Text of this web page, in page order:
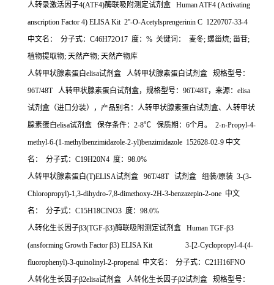
人转录激活因子4(ATF4)酶联吸附测定试剂盒 Human ATF4 (Activating
anscription Factor 4) ELISA Kit 2''-O-Acetylsprengerinin C 1220707-33-4
中文名： 分子式：C46H72O17 度：% 关键词： 麦冬; 螺甾烷; 甾苷;
植物提取物; 天然产物; 天然产物库
人转甲状腺素蛋白elisa试剂盒 人转甲状腺素蛋白试剂盒 规格型号：
96T/48T 人转甲状腺素蛋白试剂盒，规格型号：96T/48T，来源：elisa
试剂盒（进口分装），产品别名：人转甲状腺素蛋白试剂盒、人转甲状
腺素蛋白elisa试剂盒 保存条件：2-8℃ 保质期：6个月。 2-n-Propyl-4-
methyl-6-(1-methylbenzimidazole-2-yl)benzimidazole 152628-02-9 中文
名： 分子式：C19H20N4 度：98.0%
人转甲状腺素蛋白(T)ELISA试剂盒 96T/48T 试剂盒 组装/原装 3-(3-
Chloropropyl)-1,3-dihydro-7,8-dimethoxy-2H-3-benzazepin-2-one 中文
名： 分子式：C15H18ClNO3 度：98.0%
人转化生长因子β3(TGF-β3)酶联吸附测定试剂盒 Human TGF-β3
(ansforming Growth Factor β3) ELISA Kit 3-[2-Cyclopropyl-4-(4-
fluorophenyl)-3-quinolinyl-2-propenal 中文名： 分子式：C21H16FNO
人转化生长因子β2elisa试剂盒 人转化生长因子β2试剂盒 规格型号：